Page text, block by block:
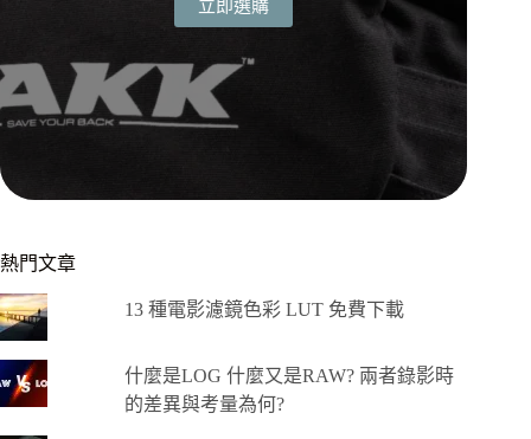
立即選購
熱門文章
13 種電影濾鏡色彩 LUT 免費下載
什麼是LOG 什麼又是RAW? 兩者錄影時
的差異與考量為何?